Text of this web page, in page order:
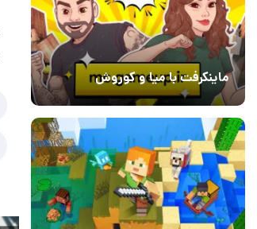
ماینکرفت با میا و کوروش
7
30 دی 1403